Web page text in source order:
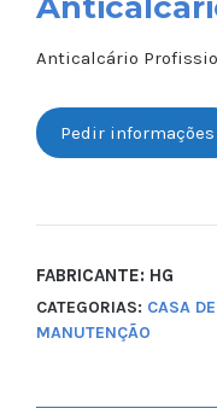
Anticalcário
Pedir informações
FABRICANTE: HG
CATEGORIAS: CASA
MANUTENÇÃO